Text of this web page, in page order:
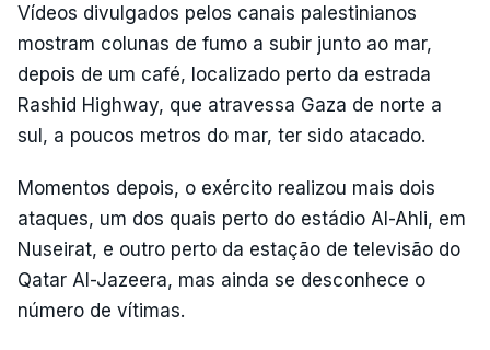
Vídeos divulgados pelos canais palestinianos
mostram colunas de fumo a subir junto ao mar,
depois de um café, localizado perto da estrada
Rashid Highway, que atravessa Gaza de norte a
sul, a poucos metros do mar, ter sido atacado.
Momentos depois, o exército realizou mais dois
ataques, um dos quais perto do estádio Al-Ahli, em
Nuseirat, e outro perto da estação de televisão do
Qatar Al-Jazeera, mas ainda se desconhece o
número de vítimas.